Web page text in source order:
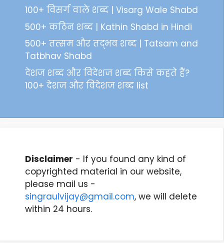
100+ विसर्ग वाले शब्द | Visarg Wale Shabd
500+ कठिन शब्द | Kathin Shabd in Hindi
500+ तत्सम और तद्भव शब्द | Tatsam and
Tatbhav Shabd
देशज शब्द और विदेशज शब्द किसे कहते हैं?
100+ देशज और विदेशज शब्द list
Disclaimer - If you found any kind of
copyrighted material in our website,
please mail us -
singraulvijay@gmail.com, we will delete
within 24 hours.